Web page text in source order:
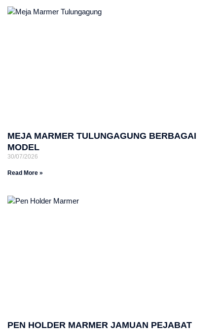
MEJA MARMER TULUNGAGUNG BERBAGAI
MODEL
30/07/2026
Read More »
PEN HOLDER MARMER JAMUAN PEJABAT